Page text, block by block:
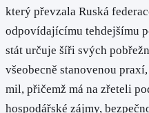
který převzala Ruská
odpovídajícímu tehdejšímu
stát určuje šíři svých
všeobecně stanovenou
mil, přičemž má na zřeteli
hospodářské zájmy,